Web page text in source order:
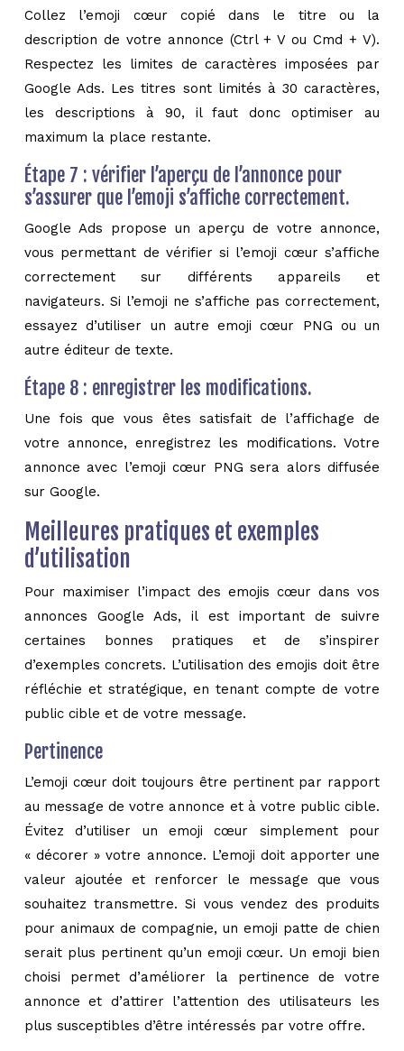
Collez l’emoji cœur copié dans le titre ou la
description de votre annonce (Ctrl + V ou Cmd + V).
Respectez les limites de caractères imposées par
Google Ads. Les titres sont limités à 30 caractères,
les descriptions à 90, il faut donc optimiser au
maximum la place restante.
Étape 7 : vérifier l’aperçu de l’annonce pour
s’assurer que l’emoji s’affiche correctement.
Google Ads propose un aperçu de votre annonce,
vous permettant de vérifier si l’emoji cœur s’affiche
correctement sur différents appareils et
navigateurs. Si l’emoji ne s’affiche pas correctement,
essayez d’utiliser un autre emoji cœur PNG ou un
autre éditeur de texte.
Étape 8 : enregistrer les modifications.
Une fois que vous êtes satisfait de l’affichage de
votre annonce, enregistrez les modifications. Votre
annonce avec l’emoji cœur PNG sera alors diffusée
sur Google.
Meilleures pratiques et exemples
d’utilisation
Pour maximiser l’impact des emojis cœur dans vos
annonces Google Ads, il est important de suivre
certaines bonnes pratiques et de s’inspirer
d’exemples concrets. L’utilisation des emojis doit être
réfléchie et stratégique, en tenant compte de votre
public cible et de votre message.
Pertinence
L’emoji cœur doit toujours être pertinent par rapport
au message de votre annonce et à votre public cible.
Évitez d’utiliser un emoji cœur simplement pour
« décorer » votre annonce. L’emoji doit apporter une
valeur ajoutée et renforcer le message que vous
souhaitez transmettre. Si vous vendez des produits
pour animaux de compagnie, un emoji patte de chien
serait plus pertinent qu’un emoji cœur. Un emoji bien
choisi permet d’améliorer la pertinence de votre
annonce et d’attirer l’attention des utilisateurs les
plus susceptibles d’être intéressés par votre offre.